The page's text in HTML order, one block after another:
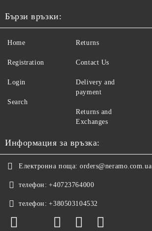
Бързи връзки:
Home
Registration
Login
Search
Returns
Contact Us
Delivery and
payment
Returns and
Exchanges
Информация за връзка:
Електронна поща: orders@neramo.com.ua
телефон: +40723764000
телефон: +380503104532